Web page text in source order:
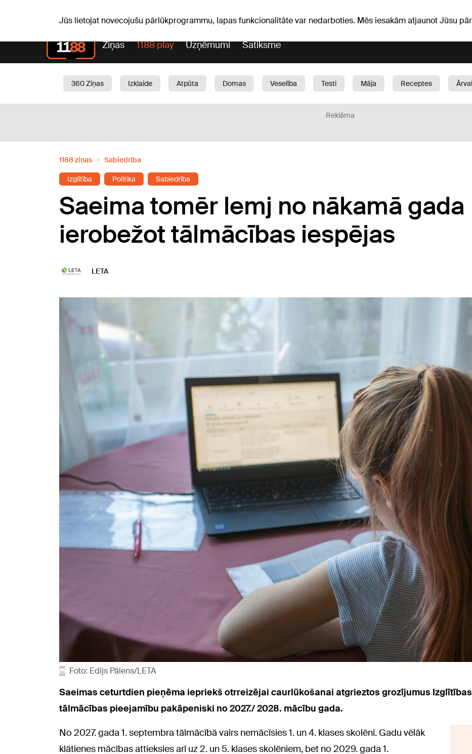
Jūs lietojat novecojušu pārlūkprogrammu, lapas funkcionalitāte var nedarboties. Mēs iesakām atjaunot Jūsu
Ziņas 1188 play Uzņēmumi Satiksme
360 Ziņas Izklaide Atpūta Domas Veselība Testi Māja Receptes
Reklāma
1188 ziņas Sabiedrība
Izglītība Politika Sabiedrība
Saeima tomēr lemj no nākamā gada
ierobežot tālmācības iespējas
LETA
Foto: Edijs Pālens/LETA
Saeimas ceturtdien pieņēma iepriekš otrreizējai caurlūkošanai atgrieztos grozījumus
tālmācības pieejamību pakāpeniski no 2027./ 2028. mācību gada.
No 2027. gada 1. septembra tālmācībā vairs nemācīsies 1. un 4. klases skolēni. Gadu vēlāk
klātienes mācības attieksies arī uz 2. un 5. klases skolēniem, bet no 2029. gada 1.